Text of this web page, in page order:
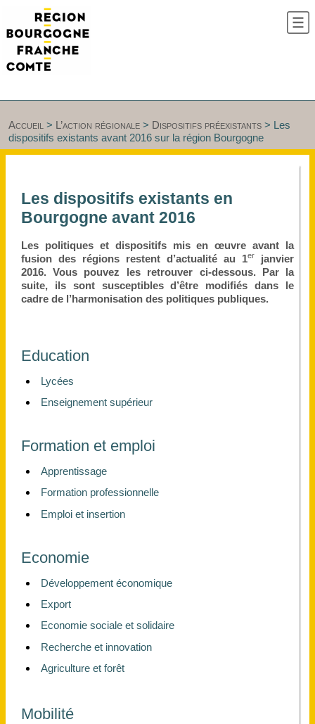
Accueil > L’action régionale > Dispositifs préexistants > Les
dispositifs existants avant 2016 sur la région Bourgogne
Les dispositifs existants en
Bourgogne avant 2016
Les politiques et dispositifs mis en œuvre avant la
fusion des régions restent d’actualité au 1er
janvier
2016. Vous pouvez les retrouver ci-dessous. Par la
suite, ils sont susceptibles d’être modifiés dans le
cadre de l’harmonisation des politiques publiques.
Education
Lycées
Enseignement supérieur
Formation et emploi
Apprentissage
Formation professionnelle
Emploi et insertion
Economie
Développement économique
Export
Economie sociale et solidaire
Recherche et innovation
Agriculture et forêt
Mobilité